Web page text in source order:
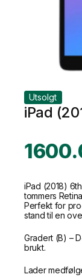
Utsolgt
iPad
iPad (2018)
tommers
Perfekt for
stand til en
Gradert (B) –
brukt.
Lader